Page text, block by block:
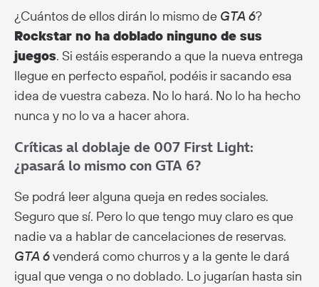
¿Cuántos de ellos dirán lo mismo de GTA 6?
Rockstar no ha doblado ninguno de sus
juegos. Si estáis esperando a que la nueva entrega
llegue en perfecto español, podéis ir sacando esa
idea de vuestra cabeza. No lo hará. No lo ha hecho
nunca y no lo va a hacer ahora.
Críticas al doblaje de 007 First Light:
¿pasará lo mismo con GTA 6?
Se podrá leer alguna queja en redes sociales.
Seguro que sí. Pero lo que tengo muy claro es que
nadie va a hablar de cancelaciones de reservas.
GTA 6venderá como churros y a la gente le dará
igual que venga o no doblado. Lo jugarían hasta sin